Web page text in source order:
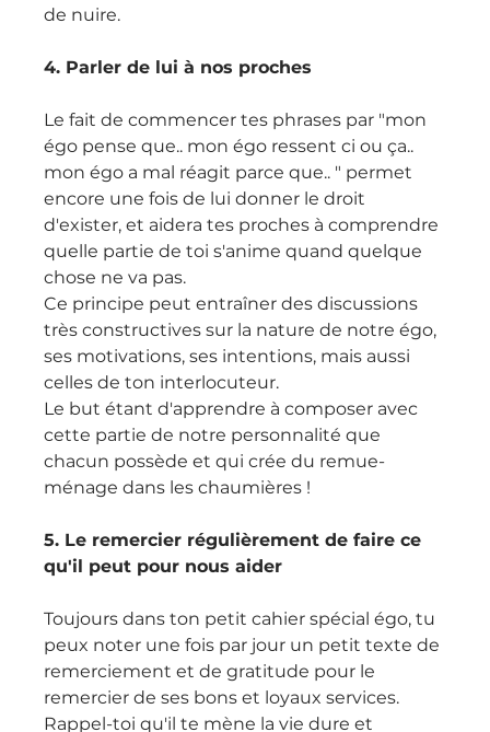
de nuire.
4. Parler de lui à nos proches
Le fait de commencer tes phrases par "mon
égo pense que.. mon égo ressent ci ou ça..
mon égo a mal réagit parce que.. " permet
encore une fois de lui donner le droit
d'exister, et aidera tes proches à comprendre
quelle partie de toi s'anime quand quelque
chose ne va pas.
Ce principe peut entraîner des discussions
très constructives sur la nature de notre égo,
ses motivations, ses intentions, mais aussi
celles de ton interlocuteur.
Le but étant d'apprendre à composer avec
cette partie de notre personnalité que
chacun possède et qui crée du remue-
ménage dans les chaumières !
5. Le remercier régulièrement de faire ce
qu'il peut pour nous aider
Toujours dans ton petit cahier spécial égo, tu
peux noter une fois par jour un petit texte de
remerciement et de gratitude pour le
remercier de ses bons et loyaux services.
Rappel-toi qu'il te mène la vie dure et